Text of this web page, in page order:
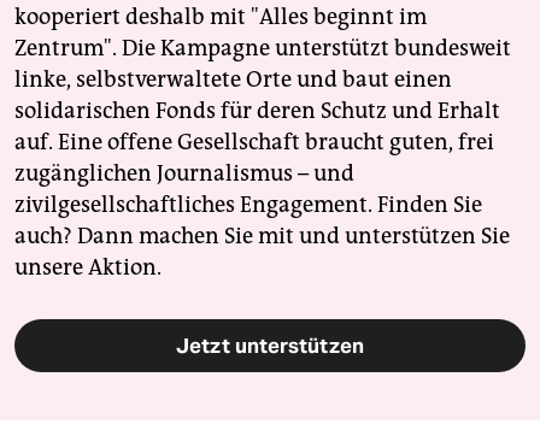
kooperiert deshalb mit "Alles beginnt im
Zentrum". Die Kampagne unterstützt bundesweit
linke, selbstverwaltete Orte und baut einen
solidarischen Fonds für deren Schutz und Erhalt
auf. Eine offene Gesellschaft braucht guten, frei
zugänglichen Journalismus – und
zivilgesellschaftliches Engagement. Finden Sie
auch? Dann machen Sie mit und unterstützen Sie
unsere Aktion.
Jetzt unterstützen